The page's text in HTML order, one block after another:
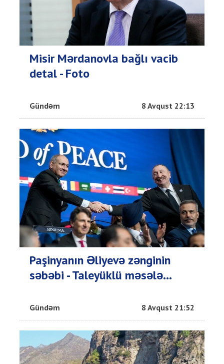
Misir Mərdanovla bağlı vacib
detal - Foto
Gündəm 8 Avqust 22:13
Paşinyanın Əliyevə zənginin
səbəbi - Taleyüklü məsələ...
Gündəm 8 Avqust 21:52